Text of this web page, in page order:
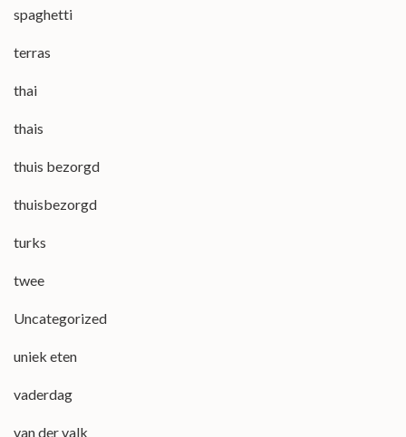
spaghetti
terras
thai
thais
thuis bezorgd
thuisbezorgd
turks
twee
Uncategorized
uniek eten
vaderdag
van der valk